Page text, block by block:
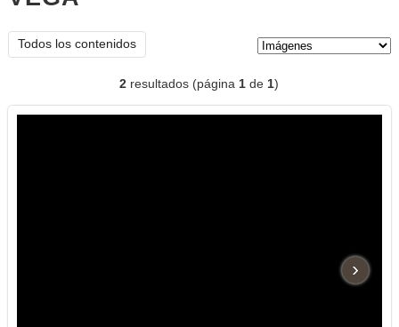
Todos los contenidos
2 resultados (página1 de1)
›